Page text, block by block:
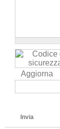
Aggiorna
Invia